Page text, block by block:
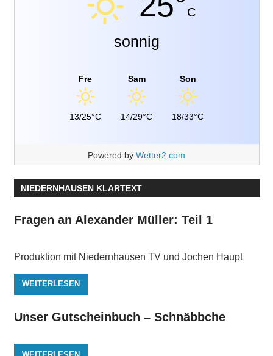
C
sonnig
Fre
13/25°C
Sam
14/29°C
Son
18/33°C
Powered by Wetter2.com
NIEDERNHAUSEN KLARTEXT
Fragen an Alexander Müller: Teil 1
Produktion mit Niedernhausen TV und Jochen Haupt
WEITERLESEN
Unser Gutscheinbuch – Schnäbbche